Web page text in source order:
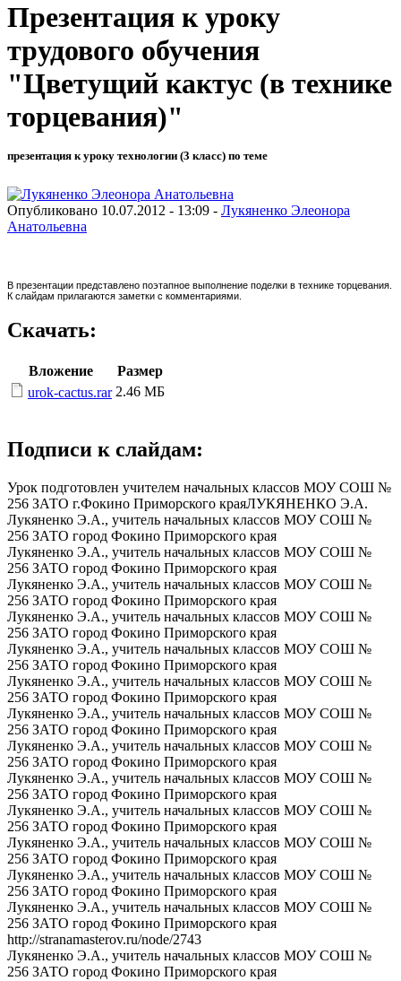
Презентация к уроку
трудового обучения
"Цветущий кактус (в технике
торцевания)"
презентация к уроку технологии (3 класс) по теме
Опубликовано 10.07.2012 - 13:09 - Лукяненко Элеонора
Анатольевна
В презентации представлено поэтапное выполнение поделки в технике торцевания.
К слайдам прилагаются заметки с комментариями.
Скачать:
Вложение
Размер
urok-cactus.rar 2.46 МБ
Подписи к слайдам:
Урок подготовлен учителем начальных классов МОУ СОШ №
256 ЗАТО г.Фокино Приморского краяЛУКЯНЕНКО Э.А.
Лукяненко Э.А., учитель начальных классов МОУ СОШ №
256 ЗАТО город Фокино Приморского края
Лукяненко Э.А., учитель начальных классов МОУ СОШ №
256 ЗАТО город Фокино Приморского края
Лукяненко Э.А., учитель начальных классов МОУ СОШ №
256 ЗАТО город Фокино Приморского края
Лукяненко Э.А., учитель начальных классов МОУ СОШ №
256 ЗАТО город Фокино Приморского края
Лукяненко Э.А., учитель начальных классов МОУ СОШ №
256 ЗАТО город Фокино Приморского края
Лукяненко Э.А., учитель начальных классов МОУ СОШ №
256 ЗАТО город Фокино Приморского края
Лукяненко Э.А., учитель начальных классов МОУ СОШ №
256 ЗАТО город Фокино Приморского края
Лукяненко Э.А., учитель начальных классов МОУ СОШ №
256 ЗАТО город Фокино Приморского края
Лукяненко Э.А., учитель начальных классов МОУ СОШ №
256 ЗАТО город Фокино Приморского края
Лукяненко Э.А., учитель начальных классов МОУ СОШ №
256 ЗАТО город Фокино Приморского края
Лукяненко Э.А., учитель начальных классов МОУ СОШ №
256 ЗАТО город Фокино Приморского края
Лукяненко Э.А., учитель начальных классов МОУ СОШ №
256 ЗАТО город Фокино Приморского края
Лукяненко Э.А., учитель начальных классов МОУ СОШ №
256 ЗАТО город Фокино Приморского края
http://stranamasterov.ru/node/2743
Лукяненко Э.А., учитель начальных классов МОУ СОШ №
256 ЗАТО город Фокино Приморского края